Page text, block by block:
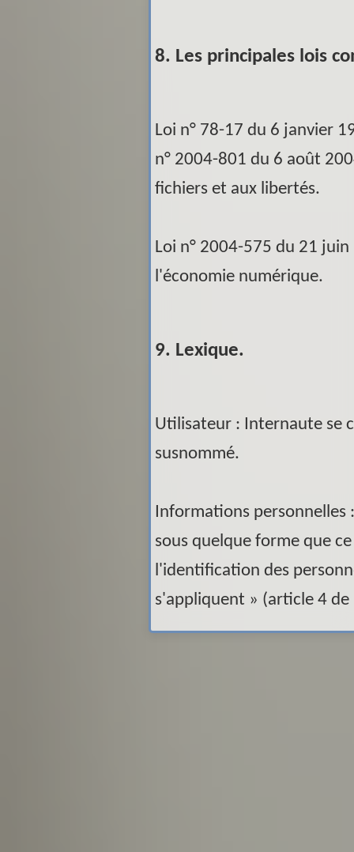
8. Les principales lois
Loi n° 78-17 du 6 janvier
n° 2004-801 du 6 août
fichiers et aux libertés.
Loi n° 2004-575 du 21
l'économie numérique.
9. Lexique.
Utilisateur : Internaute se
susnommé.
Informations
sous quelque forme que
l'identification des
s'appliquent » (article 4